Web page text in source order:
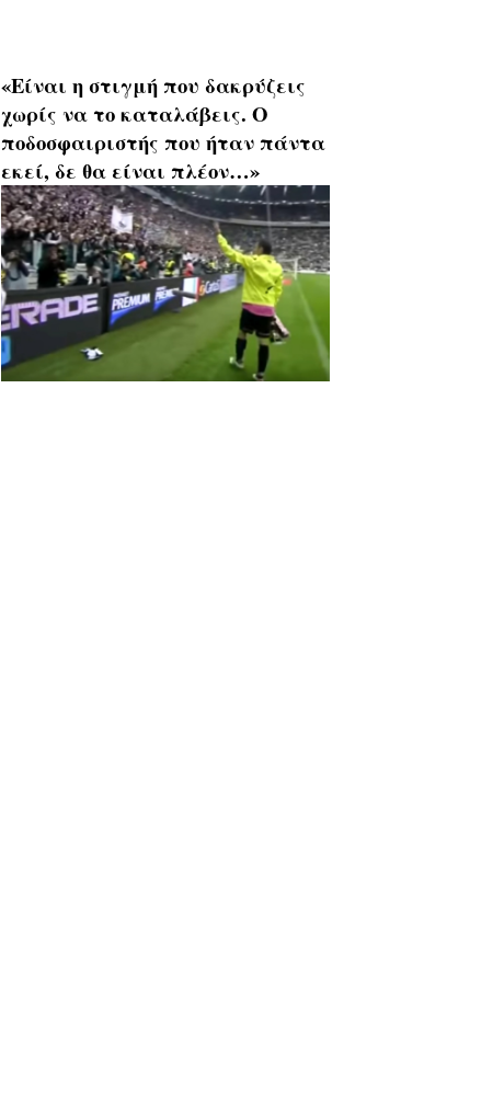
«Είναι η στιγμή που δακρύζεις
χωρίς να το καταλάβεις. Ο
ποδοσφαιριστής που ήταν πάντα
εκεί, δε θα είναι πλέον…»